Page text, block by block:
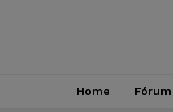
Home Fórum